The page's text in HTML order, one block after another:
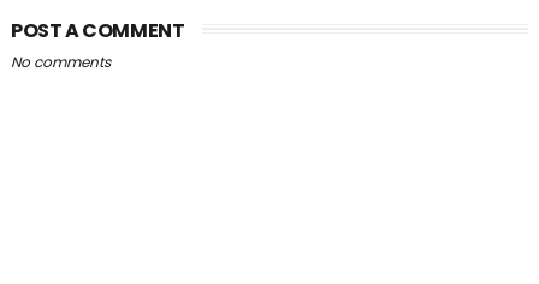
POST A COMMENT
No comments